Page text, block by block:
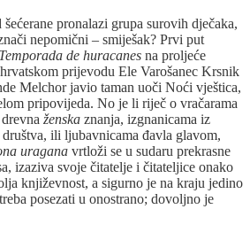
pronalazi grupa surovih dječaka,
nepomični – smiješak? Prvi put
Temporada de huracanes na proljeće
prijevodu Ele Varošanec Krsnik
Melchor javio taman uoči Noći vještica,
pripovijeda. No je li riječ o vračarama
ženska znanja, izgnanicama iz
ili ljubavnicama đavla glavom,
uragana vrtloži se u sudaru prekrasne
izaziva svoje čitatelje i čitateljice onako
književnost, a sigurno je na kraju jedino
posezati u onostrano; dovoljno je